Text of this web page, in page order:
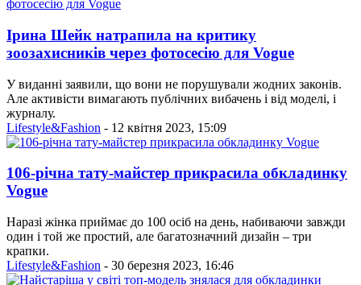
Ірина Шейк натрапила на критику
зоозахисників через фотосесію для Voguе
У виданні заявили, що вони не порушували жодних законів.
Але активісти вимагають публічних вибачень і від моделі, і
журналу.
Lifestyle&Fashion - 12 квітня 2023, 15:09
106-річна тату-майстер прикрасила обкладинку
Vogue
Наразі жінка приймає до 100 осіб на день, набиваючи завжди
один і той же простий, але багатозначний дизайн – три
крапки.
Lifestyle&Fashion - 30 березня 2023, 16:46